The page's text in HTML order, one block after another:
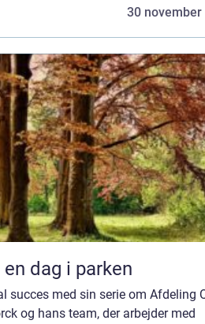
30 november
dag i parken
succes med sin serie om Afdeling
og hans team, der arbejder med